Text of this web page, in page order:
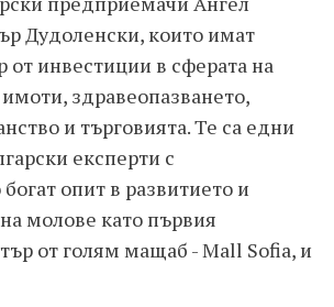
Дудоленски, които имат
от инвестиции в сферата на
здравеопазването,
и търговията. Те са едни
експерти с
опит в развитието и
молове като първия
от голям мащаб - Mall Sofia, и